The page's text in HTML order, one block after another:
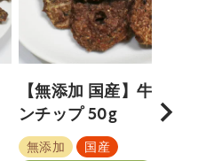
【無添加 国産】牛タ
ンチップ 50g
無添加
国産